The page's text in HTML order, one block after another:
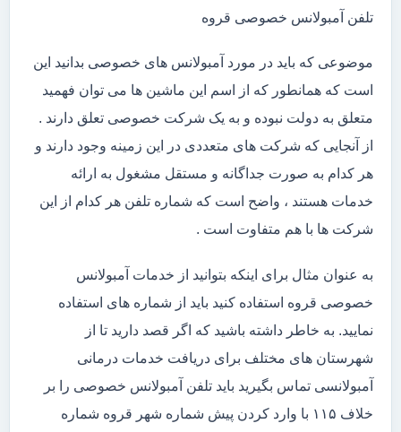
تلفن آمبولانس خصوصی قروه
موضوعی که باید در مورد آمبولانس های خصوصی بدانید این
است که همانطور که از اسم این ماشین ها می توان فهمید
متعلق به دولت نبوده و به یک شرکت خصوصی تعلق دارند .
از آنجایی که شرکت های متعددی در این زمینه وجود دارند و
هر کدام به صورت جداگانه و مستقل مشغول به ارائه
خدمات هستند ، واضح است که شماره تلفن هر کدام از این
شرکت ها با هم متفاوت است .
به عنوان مثال برای اینکه بتوانید از خدمات آمبولانس
خصوصی قروه استفاده کنید باید از شماره های استفاده
نمایید. به خاطر داشته باشید که اگر قصد دارید تا از
شهرستان های مختلف برای دریافت خدمات درمانی
آمبولانسی تماس بگیرید باید تلفن آمبولانس خصوصی را بر
خلاف ۱۱۵ با وارد کردن پیش شماره شهر قروه شماره